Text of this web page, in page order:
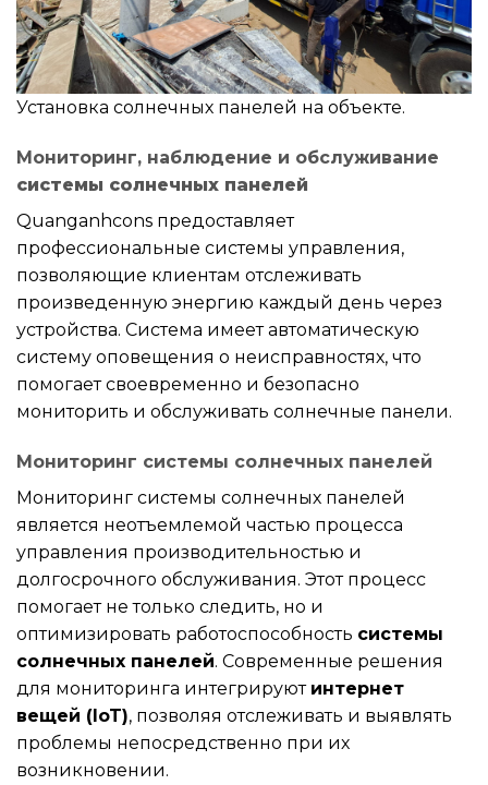
Установка солнечных панелей на объекте.
Мониторинг, наблюдение и обслуживание
системы солнечных панелей
Quanganhcons предоставляет
профессиональные системы управления,
позволяющие клиентам отслеживать
произведенную энергию каждый день через
устройства. Система имеет автоматическую
систему оповещения о неисправностях, что
помогает своевременно и безопасно
мониторить и обслуживать солнечные панели.
Мониторинг системы солнечных панелей
Мониторинг системы солнечных панелей
является неотъемлемой частью процесса
управления производительностью и
долгосрочного обслуживания. Этот процесс
помогает не только следить, но и
оптимизировать работоспособность системы
солнечных панелей. Современные решения
для мониторинга интегрируют интернет
вещей (IoT), позволяя отслеживать и выявлять
проблемы непосредственно при их
возникновении.